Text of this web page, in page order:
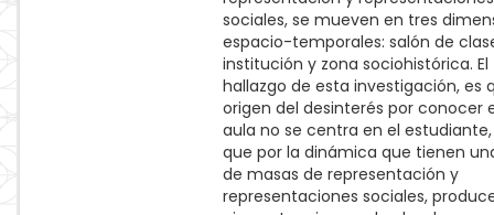
sociales, se mueven en tres
espacio-temporales: salón de
institución y zona sociohistórica. El
hallazgo de esta investigación, es
origen del desinterés por conocer
aula no se centra en el
que por la dinámica que tienen
de masas de representación y
representaciones sociales,